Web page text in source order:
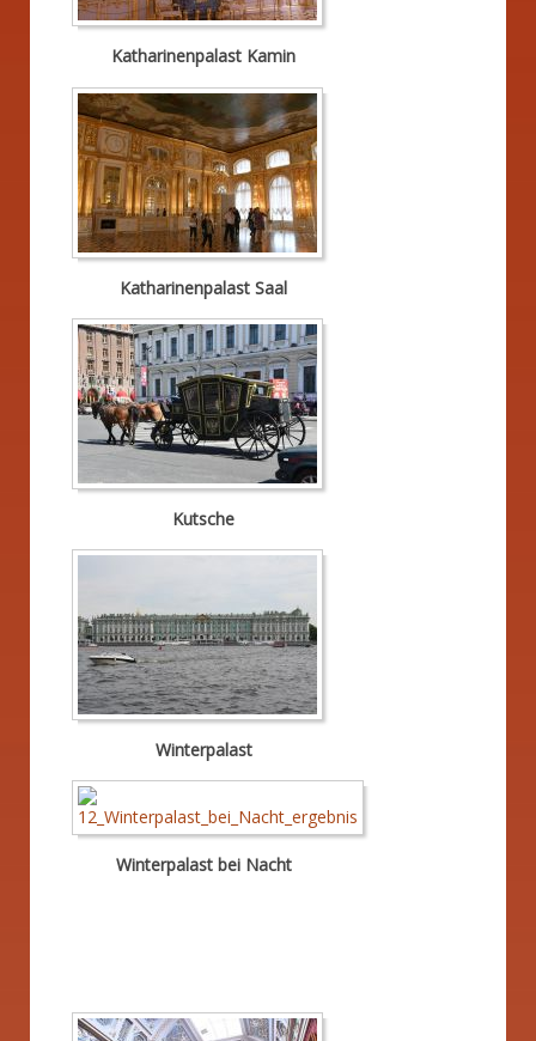
Katharinenpalast Kamin
Katharinenpalast Saal
Kutsche
Winterpalast
Winterpalast bei Nacht